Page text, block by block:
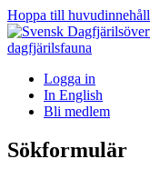
Hoppa till huvudinnehåll
Logga in
In English
Bli medlem
Sökformulär